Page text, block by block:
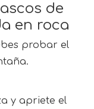
de
en roca
probar el
y apriete el